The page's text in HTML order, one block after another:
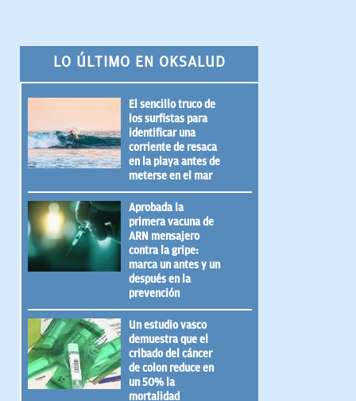
LO ÚLTIMO EN OKSALUD
El sencillo truco de
los surfistas para
identificar una
corriente de resaca
en la playa antes de
meterse en el mar
Aprobada la
primera vacuna de
ARN mensajero
contra la gripe:
marca un antes y un
después en la
prevención
Un estudio vasco
demuestra que el
cribado del cáncer
de colon reduce en
un 50% la
mortalidad